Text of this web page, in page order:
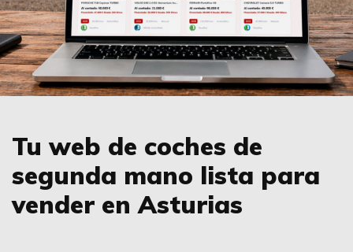
Tu web de coches de
segunda mano lista para
vender en Asturias